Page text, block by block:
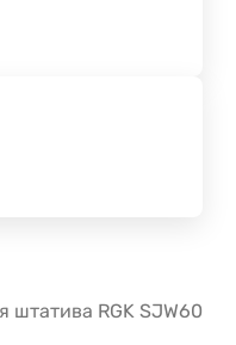
штатива RGK SJW60